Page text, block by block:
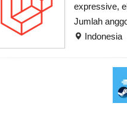
expressive,
Jumlah
Indonesia